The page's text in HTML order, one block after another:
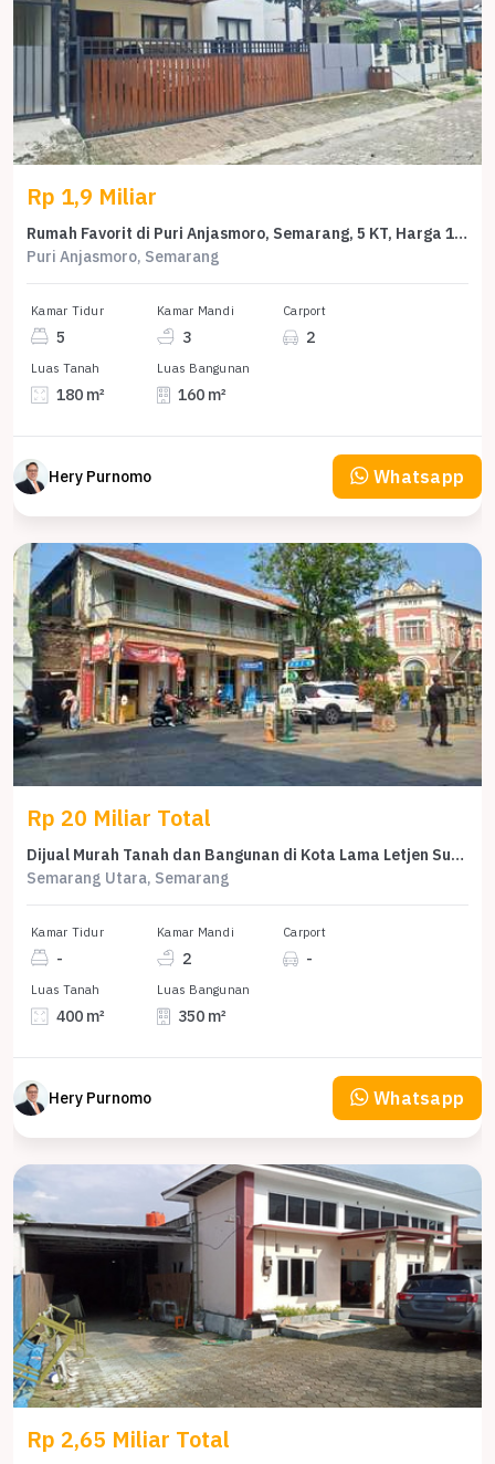
Rp 1,9 Miliar
Rumah Favorit di Puri Anjasmoro, Semarang, 5 KT, Harga 1,9 Miliar
Puri Anjasmoro, Semarang
Kamar Tidur
5
Kamar Mandi
3
Carport
2
Luas Tanah
180 m²
Luas Bangunan
160 m²
Hery Purnomo Whatsapp
Rp 20 Miliar Total
Dijual Murah Tanah dan Bangunan di Kota Lama Letjen Suprapto
Semarang Utara, Semarang
Kamar Tidur
-
Kamar Mandi
2
Carport
-
Luas Tanah
400 m²
Luas Bangunan
350 m²
Hery Purnomo Whatsapp
Rp 2,65 Miliar Total